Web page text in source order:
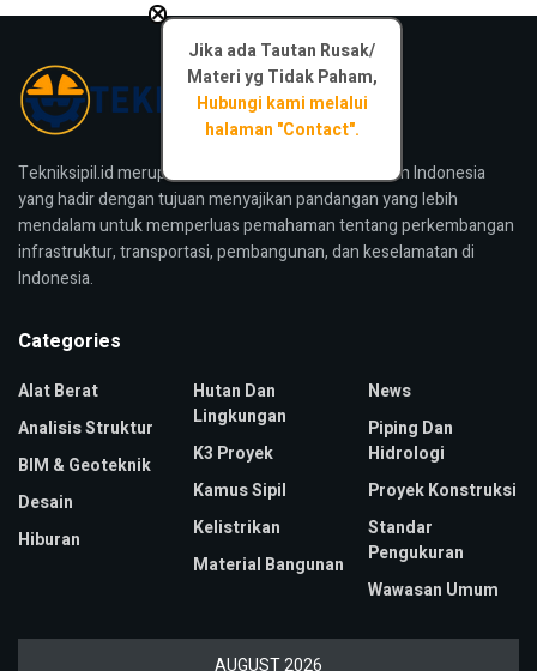
Tekniksipil.id merupakan media konstruksi bangunan Indonesia
yang hadir dengan tujuan menyajikan pandangan yang lebih
mendalam untuk memperluas pemahaman tentang perkembangan
infrastruktur, transportasi, pembangunan, dan keselamatan di
Indonesia.
Jika ada Tautan Rusak/
Materi yg Tidak Paham,
Hubungi kami melalui
halaman "Contact".
×
Categories
Alat Berat
Analisis Struktur
BIM & Geoteknik
Desain
Hiburan
Hutan Dan
Lingkungan
K3 Proyek
Kamus Sipil
Kelistrikan
Material Bangunan
News
Piping Dan
Hidrologi
Proyek Konstruksi
Standar
Pengukuran
Wawasan Umum
AUGUST 2026